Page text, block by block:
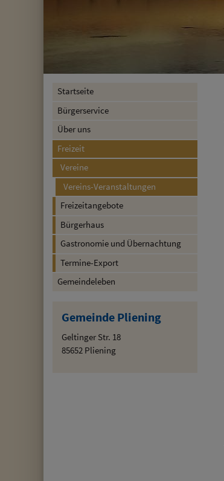
Startseite
Bürgerservice
Über uns
Freizeit
Vereine
Vereins-Veranstaltungen
Freizeitangebote
Bürgerhaus
Gastronomie und Übernachtung
Termine-Export
Gemeindeleben
Gemeinde Pliening
Geltinger Str. 18
85652 Pliening